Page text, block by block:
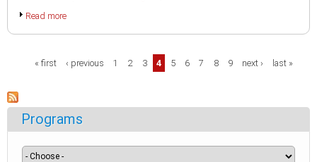
Read more
Pages« first ‹ previous 1 2 3 4 5 6 7 8 9 next › last »
Programs